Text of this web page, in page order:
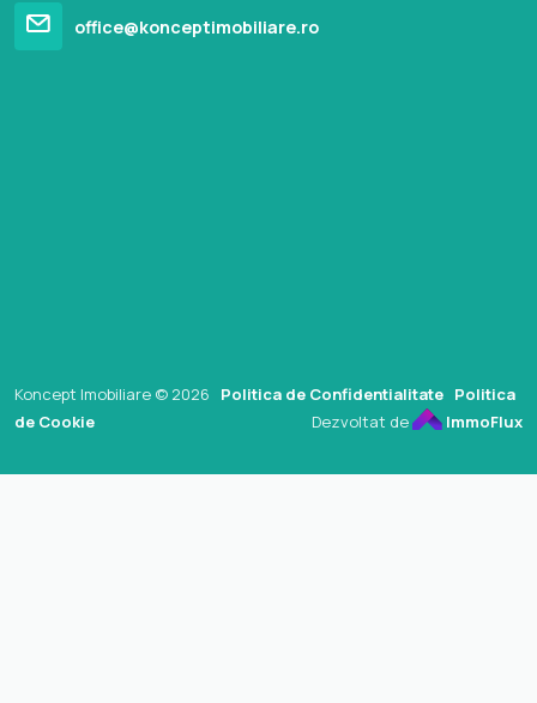
office@konceptimobiliare.ro
Koncept Imobiliare © 2026 Politica de Confidentialitate Politica
de Cookie
Dezvoltat de ImmoFlux